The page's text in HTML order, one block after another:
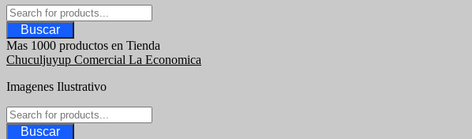
Buscar
Mas 1000 productos en Tienda
Chuculjuyup Comercial La Economica
Imagenes Ilustrativo
Buscar